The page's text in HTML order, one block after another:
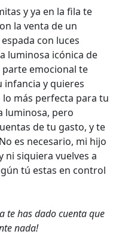
y ya en la fila te
la venta de un
con luces
luminosa icónica de
parte emocional te
y quieres
más perfecta para tu
luminosa, pero
de tu gasto, y te
es necesario, mi hijo
ni siquiera vuelves a
tú estas en control
te has dado cuenta que
nada!